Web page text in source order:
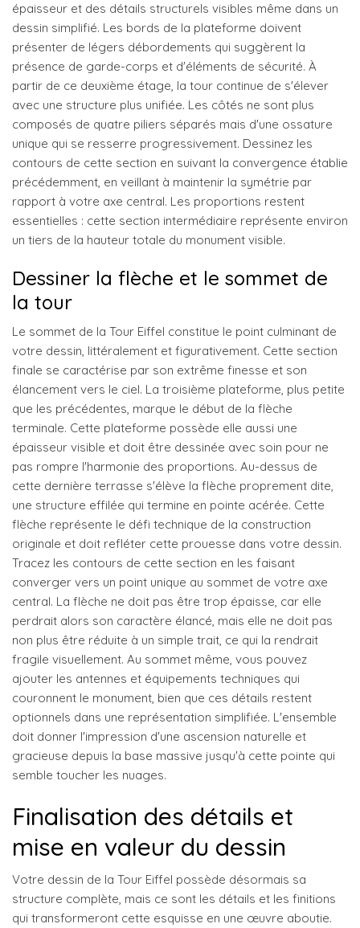
épaisseur et des détails structurels visibles même dans un
dessin simplifié. Les bords de la plateforme doivent
présenter de légers débordements qui suggèrent la
présence de garde-corps et d'éléments de sécurité. À
partir de ce deuxième étage, la tour continue de s'élever
avec une structure plus unifiée. Les côtés ne sont plus
composés de quatre piliers séparés mais d'une ossature
unique qui se resserre progressivement. Dessinez les
contours de cette section en suivant la convergence établie
précédemment, en veillant à maintenir la symétrie par
rapport à votre axe central. Les proportions restent
essentielles : cette section intermédiaire représente environ
un tiers de la hauteur totale du monument visible.
Dessiner la flèche et le sommet de
la tour
Le sommet de la Tour Eiffel constitue le point culminant de
votre dessin, littéralement et figurativement. Cette section
finale se caractérise par son extrême finesse et son
élancement vers le ciel. La troisième plateforme, plus petite
que les précédentes, marque le début de la flèche
terminale. Cette plateforme possède elle aussi une
épaisseur visible et doit être dessinée avec soin pour ne
pas rompre l'harmonie des proportions. Au-dessus de
cette dernière terrasse s'élève la flèche proprement dite,
une structure effilée qui termine en pointe acérée. Cette
flèche représente le défi technique de la construction
originale et doit refléter cette prouesse dans votre dessin.
Tracez les contours de cette section en les faisant
converger vers un point unique au sommet de votre axe
central. La flèche ne doit pas être trop épaisse, car elle
perdrait alors son caractère élancé, mais elle ne doit pas
non plus être réduite à un simple trait, ce qui la rendrait
fragile visuellement. Au sommet même, vous pouvez
ajouter les antennes et équipements techniques qui
couronnent le monument, bien que ces détails restent
optionnels dans une représentation simplifiée. L'ensemble
doit donner l'impression d'une ascension naturelle et
gracieuse depuis la base massive jusqu'à cette pointe qui
semble toucher les nuages.
Finalisation des détails et
mise en valeur du dessin
Votre dessin de la Tour Eiffel possède désormais sa
structure complète, mais ce sont les détails et les finitions
qui transformeront cette esquisse en une œuvre aboutie.